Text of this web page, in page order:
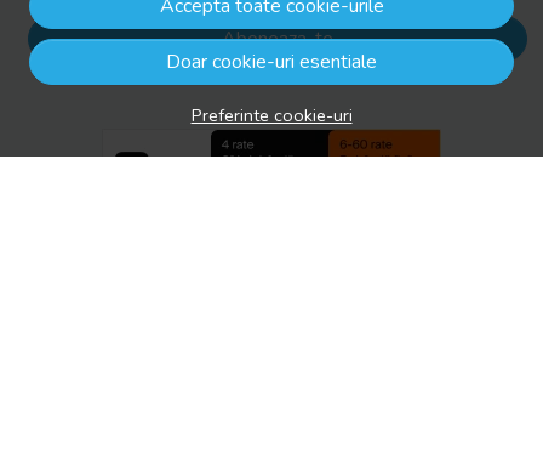
Accepta toate cookie-urile
Doar cookie-uri esentiale
Preferinte cookie-uri
Aboneaza-te